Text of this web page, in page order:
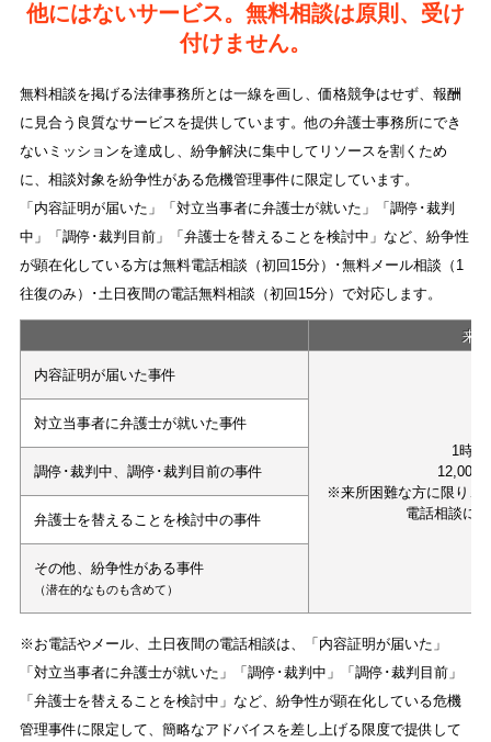
他にはないサービス。無料相談は原則、受け
付けません。
無料相談を掲げる法律事務所とは一線を画し、価格競争はせず、報酬
に見合う良質なサービスを提供しています。他の弁護士事務所にでき
ないミッションを達成し、紛争解決に集中してリソースを割くため
に、相談対象を紛争性がある危機管理事件に限定しています。
「内容証明が届いた」「対立当事者に弁護士が就いた」「調停･裁判
中」「調停･裁判目前」「弁護士を替えることを検討中」など、紛争性
が顕在化している方は無料電話相談（初回15分）･無料メール相談（1
往復のみ）･土日夜間の電話無料相談（初回15分）で対応します。
来所
内容証明が届いた事件
1時間
12,000
※来所困難な方に限り、
電話相談に
対立当事者に弁護士が就いた事件
調停･裁判中、調停･裁判目前の事件
弁護士を替えることを検討中の事件
その他、紛争性がある事件
（潜在的なものも含めて）
※お電話やメール、土日夜間の電話相談は、「内容証明が届いた」
「対立当事者に弁護士が就いた」「調停･裁判中」「調停･裁判目前」
「弁護士を替えることを検討中」など、紛争性が顕在化している危機
管理事件に限定して、簡略なアドバイスを差し上げる限度で提供して